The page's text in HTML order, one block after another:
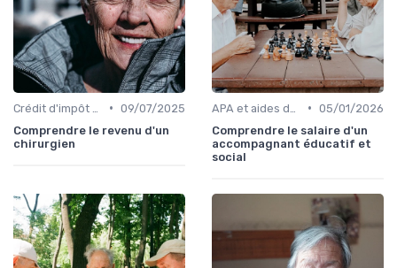
• 09/07/2025
Comprendre le revenu d'un
chirurgien
• 05/01/2026
Comprendre le salaire d'un
accompagnant éducatif et
social